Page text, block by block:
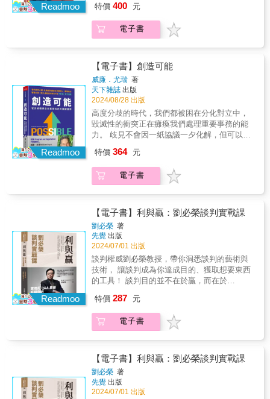
主持人、台北談判研究發展協會理事長、東吳
大學政治系教授
主角們煩惱好多、生活好複雜，困難重重，而
編），真是印證了「戲如人生，人生如戲」這
句話。&從2019年4月1日起，我在
YouTube「鄭立德的談判溝通超業學院」頻道
製作了一系列「鄭立德的談判電影101」影片，
希望藉由談判電影的解析，帶給大家多些談判
的觀念、知識和技巧。我的第一本書《談判力
就是你的超能力》也在同年出版，幫助讀者：
不求全拿，但得更多，愈談愈有利。&無論談
判、銷售或溝通，我們都希望能在最短的時間
內：談判雙贏、成功銷售、有效溝通，呼應我
的前三本書：《談判力就是你的超能力》、
《超業筆記》、《溝通表達勝經》，很開心能
寓教於樂地將七部好電影寫在我的第四本書
裡，希望你喜歡這本書，更希望因為看了書，
引發你對這幾部好片的興趣，馬上去找正版電
種智慧的累積。&這本書，是給我兒子今年滿八
歲的生日禮物。更要獻給去年驟逝、已在天上
和老爸相聚的老媽，雖然我們無法再拿著我的
新書合照。老媽我愛您，感謝您，您們一直都
在。&前言/看電影學談判溝通這本書可以幫助
讀者更容易理解「看電影學談判溝通」的核心
理念、實踐方法以及相應的好處和利益，並激
發學習興趣。幫助讀者更具體理解如何透過
「看電影」來提升溝通技巧和談判時的應對能
工作及生活的目標與成功。&本書的五大特色：
1.深入分析電影場景對於每一部電影，挑選其
中關鍵場景深入分析，包括：「角色的人物背
景、性格與能力」、「角色之間的對話」、
「情境的營造」、「心理戰術」等。透過對電
影情節的分析，讓讀者從中學習談判溝通的心
態、技巧、戰術和策略。&2.融合談判理論和溝
通技巧實踐分析電影並提供相關的談判理論和
Readmoo
《刺激1995》、《最黑暗的時刻》、《婚姻故
事》等七部好萊塢經典電影，解析影片中各項
人際溝通及談判的技巧運用。&本書特色★深入
人入勝的故事★強調正確的談判溝通心態和價
值觀&專文推薦華人界談判大師、東吳大學政治
系教授/劉必榮瀚草文創策略暨執行長/吳明憲&
自序/戲如人生，人生如戲我從小就愛看電影，
特別喜歡在黑漆漆的電影院裡，一個人進入電
影情節，身歷其境，冒險探索的感覺，在那個
有限的時空裡，彷彿暫時與現實世界脫勾隔
離，無憂無慮。長大後才發現，原來電影裡的
主角們煩惱好多、生活好複雜，困難重重，而
編），真是印證了「戲如人生，人生如戲」這
句話。&從2019年4月1日起，我在
YouTube「鄭立德的談判溝通超業學院」頻道
希望藉由談判電影的解析，帶給大家多些談判
的觀念、知識和技巧。我的第一本書《談判力
就是你的超能力》也在同年出版，幫助讀者：
不求全拿，但得更多，愈談愈有利。&無論談
判、銷售或溝通，我們都希望能在最短的時間
內：談判雙贏、成功銷售、有效溝通，呼應我
的前三本書：《談判力就是你的超能力》、
寓教於樂地將七部好電影寫在我的第四本書
裡，希望你喜歡這本書，更希望因為看了書，
引發你對這幾部好片的興趣，馬上去找正版電
種智慧的累積。&這本書，是給我兒子今年滿八
歲的生日禮物。更要獻給去年驟逝、已在天上
和老爸相聚的老媽，雖然我們無法再拿著我的
新書合照。老媽我愛您，感謝您，您們一直都
特價 400 元
電子書
Readmoo
【電子書】創造可能
威廉．尤瑞 著
天下雜誌 出版
2024/08/28 出版
高度分歧的時代，我們都被困在分化對立中，
毀滅性的衝突正在癱瘓我們處理重要事務的能
力。 歧見不會因一紙協議一夕化解，但可以選
異，創造新的可能選擇！ 當代談判大師、哈佛
談判課程共同創辦人 重磅新作 管理大師、《恆
久卓越的修煉》作者 柯林斯 專文推薦
在撕裂家庭、社群和社會，我們可以避免落到
這一步。 天災地變無法控制，人際衝突甚至戰
爭卻可以由我們自己終結， 開啟全新可能性，
創造彼此繁榮共存的未來！ 享譽世界的國際談
判專家尤瑞，具有人類學家及調解者的雙重背
景，他認為「衝突是自然的」，是生活的一部
分，各方不同立場的觀點與利益分岐，自然導
致衝突無處不在，也不會消失。他的談判特點
著重從人類學家的思維與視角切入，找出創造
1977年仍是哈佛人類學研究生的尤瑞，即獲邀
參與中東和談，開啟他接下來50年精實豐厚的
談判經歷。1980年代，他協助美蘇政府降低核
內戰。尤瑞服務過的客戶除白宮和五角大廈，
更涵蓋數十家財星500大企業，處理各類勞資仲
裁、商業糾紛，以迄今日進行中的俄烏戰爭，
都有他戮力效勞的身影。 我們未必要達成協
特價 364 元
電子書
Readmoo
【電子書】利與贏：劉必榮談判實戰課
劉必榮 著
先覺 出版
2024/07/01 出版
談判權威劉必榮教授，帶你洞悉談判的藝術與
技術， 讓談判成為你達成目的、獲取想要東西
的工具！ 談判目的並不在於贏，而在於
的； 反之，談判若「輸而有利」，則是可以接
受的。 重疊的利益才是彼此關係能否黏著、長
久維持的關鍵。 「我寫這本書的目的，是為讀
習， 來不及看的人，可以馬上用這本書應
急。」──劉必榮 破解談判實戰盲點，把談判變
成可學習的學問， 是一本可以隨身攜帶、立即
可用的談判錦囊！ ● 跳槽、辭職、求職的談判
特價 287 元
電子書
【電子書】利與贏：劉必榮談判實戰課
劉必榮 著
先覺 出版
2024/07/01 出版